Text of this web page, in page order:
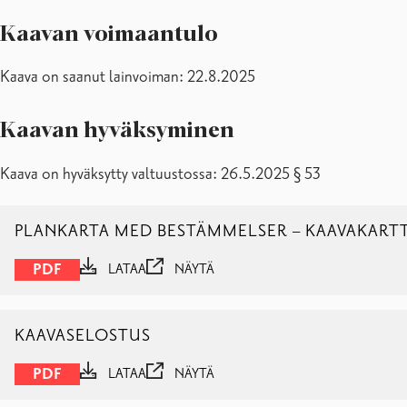
Kaavan voimaantulo
Kaava on saanut lainvoiman: 22.8.2025
Kaavan hyväksyminen
Kaava on hyväksytty valtuustossa: 26.5.2025 § 53
PLANKARTA MED BESTÄMMELSER –
PDF LATAA NÄYTÄ
KAAVASELOSTUS
PDF LATAA NÄYTÄ